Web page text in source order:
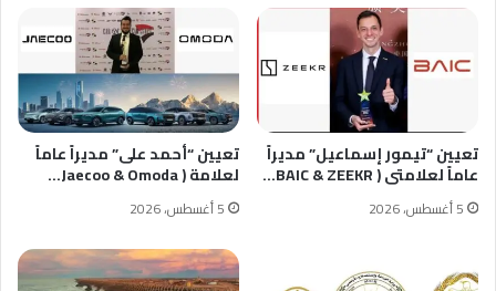
المصرية
تعيين “تيمور إسماعيل” مديراً
عاماً لعلامتى ( BAIC & ZEEKR…
5 أغسطس، 2026
تعيين “أحمد على” مديراً عاماً
لعلامة ( Jaecoo & Omoda…
5 أغسطس، 2026